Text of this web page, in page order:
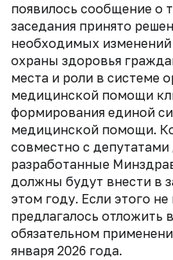
появилось сообщение о
заседания принято
необходимых
охраны здоровья
места и роли в системе
медицинской помощи
формирования единой
медицинской помощи.
совместно с
разработанные
должны будут внести в
этом году. Если этого
предлагалось отложить
обязательном
января 2026 года.